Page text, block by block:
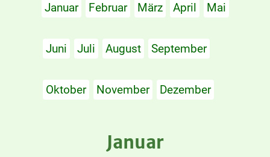
Januar Februar März April Mai
Juni Juli August September
Oktober November Dezember
Januar